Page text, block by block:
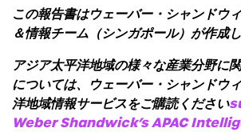
この報告書はウェーバー・シャンドウ
＆情報チーム（シンガポール）が作成し
アジア太平洋地域の様々な産業分野に
については、ウェーバー・シャンドウ
洋地域情報サービスをご購読ください
Weber Shandwick’s APAC